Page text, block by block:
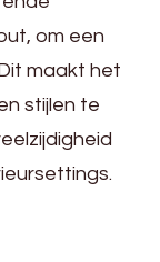
om een
maakt het
stijlen te